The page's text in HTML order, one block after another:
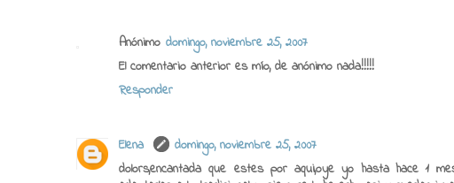
Anónimo domingo, noviembre 25, 2007
El comentario anterior es mío, de anónimo nada!!!!!
Responder
Elena
domingo, noviembre 25, 2007
dolors,encantada que estes por aqui,oye yo hasta hace 1